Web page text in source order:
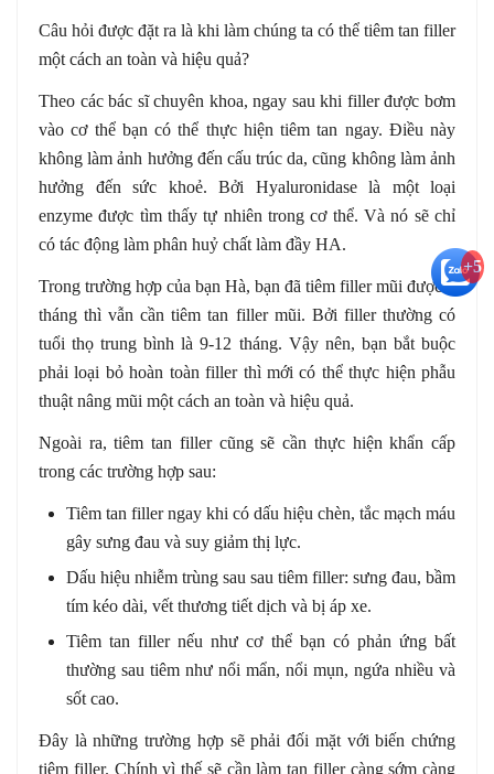
Câu hỏi được đặt ra là khi làm chúng ta có thể tiêm tan filler
một cách an toàn và hiệu quả?
Theo các bác sĩ chuyên khoa, ngay sau khi filler được bơm
vào cơ thể bạn có thể thực hiện tiêm tan ngay. Điều này
không làm ảnh hưởng đến cấu trúc da, cũng không làm ảnh
hưởng đến sức khoẻ. Bởi Hyaluronidase là một loại
enzyme được tìm thấy tự nhiên trong cơ thể. Và nó sẽ chỉ
có tác động làm phân huỷ chất làm đầy HA.
Trong trường hợp của bạn Hà, bạn đã tiêm filler mũi được 4
tháng thì vẫn cần tiêm tan filler mũi. Bởi filler thường có
tuổi thọ trung bình là 9-12 tháng. Vậy nên, bạn bắt buộc
phải loại bỏ hoàn toàn filler thì mới có thể thực hiện phẫu
thuật nâng mũi một cách an toàn và hiệu quả.
Ngoài ra, tiêm tan filler cũng sẽ cần thực hiện khẩn cấp
trong các trường hợp sau:
Tiêm tan filler ngay khi có dấu hiệu chèn, tắc mạch máu
gây sưng đau và suy giảm thị lực.
Dấu hiệu nhiễm trùng sau sau tiêm filler: sưng đau, bầm
tím kéo dài, vết thương tiết dịch và bị áp xe.
Tiêm tan filler nếu như cơ thể bạn có phản ứng bất
thường sau tiêm như nổi mẩn, nổi mụn, ngứa nhiều và
sốt cao.
Đây là những trường hợp sẽ phải đối mặt với biến chứng
tiêm filler. Chính vì thế sẽ cần làm tan filler càng sớm càng
+5